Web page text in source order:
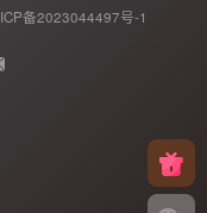
备2023044497号-1